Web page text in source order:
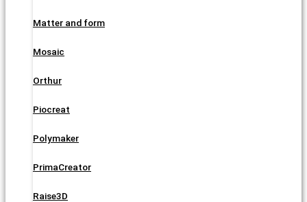
Matter and form
Mosaic
Orthur
Piocreat
Polymaker
PrimaCreator
Raise3D